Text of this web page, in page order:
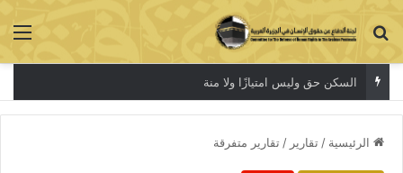
بحث عن
السكن حق وليس امتيازًا ولا منة
الرئيسية / تقارير / تقارير متفرقة